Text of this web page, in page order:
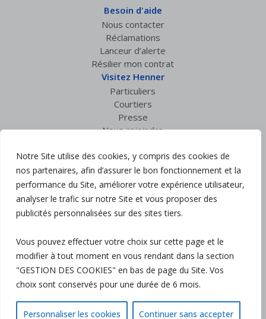
Notre Site utilise des cookies, y compris des cookies de
nos partenaires, afin d’assurer le bon fonctionnement et la
performance du Site, améliorer votre expérience utilisateur,
analyser le trafic sur notre Site et vous proposer des
publicités personnalisées sur des sites tiers.
Vous pouvez effectuer votre choix sur cette page et le
modifier à tout moment en vous rendant dans la section
"GESTION DES COOKIES" en bas de page du Site. Vos
choix sont conservés pour une durée de 6 mois.
Personnaliser les cookies Continuer sans accepter
Besoin d'aide
Nous contacter
Réclamations
Lanceur d’alerte
Résilier mon contrat
Visitez Henner
Particuliers
Courtiers
Presse
Nous rejoindre
Accès courtiers
Suivez nous :
Politique de confidentialité
Politique Qualité
Gestion des cookies
Plan du site
Accessibilité : partiellement conforme